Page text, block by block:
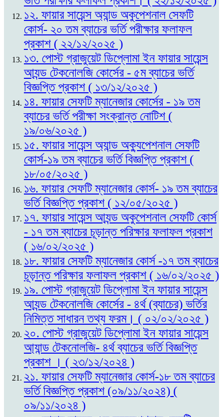
১২. ফায়ার সায়েন্স অ্যান্ড অকুপেশনাল সেফটি
কোর্স- ২০ তম ব্যাচের ভর্তি পরীক্ষার ফলাফল
প্রকাশ ( ২২/১২/২০২৫ )
১৩. পোস্ট গ্রাজুয়েট ডিপ্লোমা ইন ফায়ার সায়েন্স
আ্যন্ড টেকনোলজি কোর্সের - ৫ম ব্যাচের ভর্তি
বিজ্ঞপ্তি প্রকাশ ( ১৩/১২/২০২৫ )
১৪. ফায়ার সেফটি ম্যানেজার কোর্সের - ১৯ তম
ব্যাচের ভর্তি পরীক্ষা সংক্রান্ত নোটিশ (
১৯/০৬/২০২৫ )
১৫. ফায়ার সায়েন্স অ্যান্ড অক্যুপেশনাল সেফটি
কোর্স-১৯ তম ব্যাচের ভর্তি বিজ্ঞপ্তি প্রকাশ (
১৮/০৫/২০২৫ )
১৬. ফায়ার সেফটি ম্যানেজার কোর্স- ১৯ তম ব্যাচের
ভর্তি বিজ্ঞপ্তি প্রকাশ ( ১২/০৫/২০২৫ )
১৭. ফায়ার সায়েন্স আ্যন্ড অকুপেশনাল সেফটি কোর্স
- ১৭ তম ব্যাচের চূড়ান্ত পরিক্ষার ফলাফল প্রকাশ
( ১৬/০২/২০২৫ )
১৮. ফায়ার সেফটি ম্যানেজার কোর্স -১৭ তম ব্যাচের
চূড়ান্ত পরিক্ষার ফলাফল প্রকাশ ( ১৬/০২/২০২৫ )
১৯. পোস্ট গ্রাজুয়েট ডিপ্লোমা ইন ফায়ার সায়েন্স
আ্যন্ড টেকনোলজি কোর্সের - ৪র্থ (ব্যাচের) ভর্তির
নিমিত্ত সাধারন তথ্য ফরম। ( ০২/০২/২০২৫ )
২০. পোস্ট গ্রাজুয়েট ডিপ্লোমা ইন ফায়ার সায়েন্স
আ্যান্ড টেকনোলজি- ৪র্থ ব্যাচের ভর্তি বিজ্ঞপ্তি
প্রকাশ । ( ২৩/১২/২০২৪ )
২১. ফায়ার সেফটি ম্যানেজার কোর্স-১৮ তম ব্যাচের
ভর্তি বিজ্ঞপ্তি প্রকাশ (০৯/১১/২০২৪) (
০৯/১১/২০২৪ )